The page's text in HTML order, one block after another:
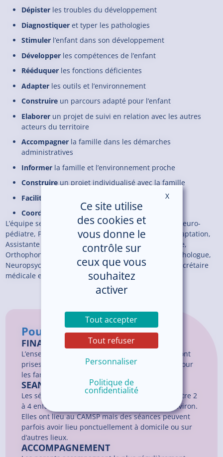
Dépister les troubles du développement
Diagnostiqueret typer les pathologies
Stimuler l’enfant dans son développement
Développer les compétences de l’enfant
Rééduquer les fonctions déficientes
Adapter les outils et l’environnement
Construire un parcours adapté pour l’enfant
Elaborer un projet de suivi en relation avec les autres
acteurs du territoire
Accompagner la famille dans les démarches
administratives
Informer la famille et l’environnement proche
Construire un projet individualisé avec la famille
Faciliter
Coordonner
les différents soins
L’équipe se compose de différents professionnels : Neuro-
pédiatre, Pédopsychiatre, Médecin physique et réadaptation,
Assistante sociale , Kinésithérapeute, Ergothérapeute,
Orthophoniste, Orthoptiste, Psychomotricienne, Psychologue,
Neuropsychologue , Educateur de jeunes enfants, Secrétaire
médicale et Cadre de santé
Pour en savoir plus
FINANCEMENT
L’ensemble des actions prodiguées au CAMSP sont
prises en charge à 100 % sans avance de frais pour
les familles.
SEANCES
Les séances sont individuelles ou en groupe (entre 2
à 4 enfants) et durent de 45 minutes à 1h30 environ.
Elles ont lieu au CAMSP mais des séances peuvent
parfois avoir lieu ponctuellement à domicile ou sur
d’autres lieux.
ACCOMPAGNEMENT
Ce site utilise
des cookies et
vous donne le
contrôle sur
ceux que vous
souhaitez
activer
Tout accepter
Tout refuser
Personnaliser
Politique de
confidentialité
XMasquer le